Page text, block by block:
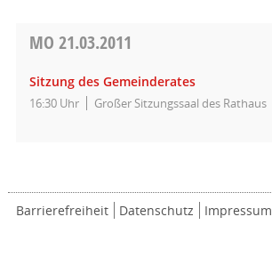
MO 21.03.2011
Sitzung des Gemeinderates
16:30 Uhr Großer Sitzungssaal des Rathaus
Barrierefreiheit Datenschutz Impressum